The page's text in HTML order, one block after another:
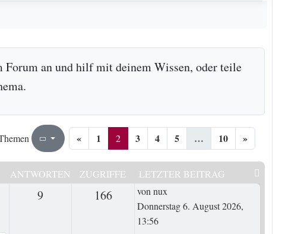
Forum an und hilf mit deinem Wissen, oder teile
Seite2 von
« 1 2 3 4 5 … 10 »
ANTWORTEN ZUGRIFFE LETZTER BEITRAG
9Antworten 166ZugriffeLetzter Beitrag
vonnux
Donnerstag 6. August 2026,
13:56